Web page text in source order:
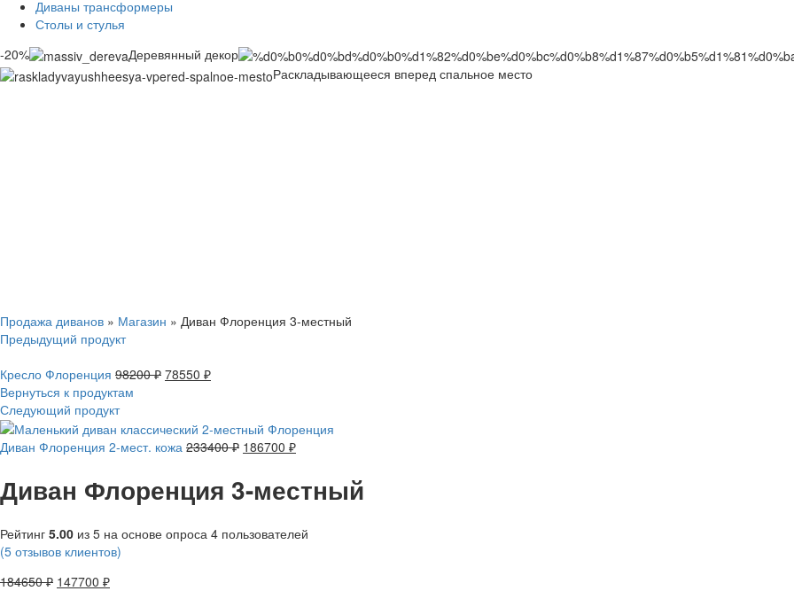
Диваны трансформеры
Столы и стулья
-20%
Деревянный декор
Раскладывающееся вперед спальное место
Продажа диванов » Магазин » Диван Флоренция 3-местный
Предыдущий продукт
Кресло Флоренция 98200₽ 78550 ₽
Вернуться к продуктам
Следующий продукт
Диван Флоренция 2-мест. кожа 233400₽ 186700 ₽
Диван Флоренция 3-местный
Рейтинг 5.00 из 5 на основе опроса 4 пользователей
(5 отзывов клиентов)
184650₽ 147700 ₽